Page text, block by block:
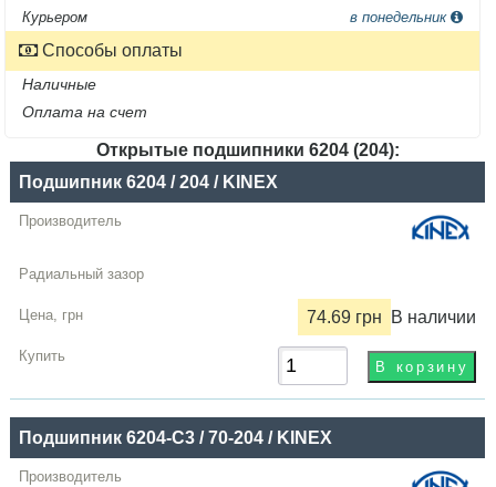
Курьером
в понедельник
Способы оплаты
Наличные
Оплата на счет
Открытые подшипники 6204 (204):
Название
Производитель
Радиальный
зазор
Цена,
грн
Подшипник 6204 / 204 / KINEX
74.69 грн В наличии
Подшипник 6204-C3 / 70-204 / KINEX